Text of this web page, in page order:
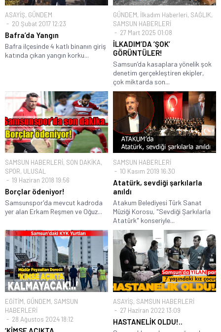
ASAYİŞ, GÜNDEM
20 Şubat 2017 12:23
Bafra’da Yangın
Bafra ilçesinde 4 katlı binanın giriş
katında çıkan yangın korku...
GÜNDEM, İlkadım Haberleri, SAĞLIK,
SAMSUN HABERLERİ
27 Mart 2025 01:08
İLKADIM’DA ‘ŞOK’
GÖRÜNTÜLER!
Samsun’da kasaplara yönelik şok
denetim gerçekleştiren ekipler,
çok miktarda son...
SAMSUN HABERLERİ, SON DAKİKA,
SPOR, ULUSAL
19 Haziran 2018 19:56
Borçlar ödeniyor!
Samsunspor'da mevcut kadroda
yer alan Erkam Reşmen ve Oğuz...
SAMSUN HABERLERİ
10 Kasım 2019 16:30
Atatürk, sevdiği şarkılarla
anıldı
Atakum Belediyesi Türk Sanat
Müziği Korosu, "Sevdiği Şarkılarla
Atatürk" konseriyle...
EĞİTİM, GÜNDEM, SAMSUN
HABERLERİ
28 Ağustos 2024 18:12
ASAYİŞ, SAMSUN HABERLERİ
27 Haziran 2022 13:09
HASTANELİK OLDU!..